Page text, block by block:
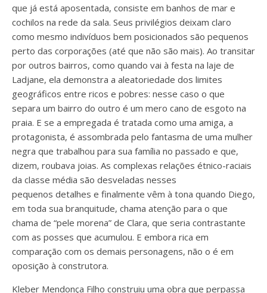
que já está aposentada, consiste em banhos de mar e
cochilos na rede da sala. Seus privilégios deixam claro
como mesmo indivíduos bem posicionados são pequenos
perto das corporações (até que não são mais). Ao transitar
por outros bairros, como quando vai à festa na laje de
Ladjane, ela demonstra a aleatoriedade dos limites
geográficos entre ricos e pobres: nesse caso o que
separa um bairro do outro é um mero cano de esgoto na
praia. E se a empregada é tratada como uma amiga, a
protagonista, é assombrada pelo fantasma de uma mulher
negra que trabalhou para sua família no passado e que,
dizem, roubava joias. As complexas relações étnico-raciais
da classe média são desveladas nesses
pequenos detalhes e finalmente vêm à tona quando Diego,
em toda sua branquitude, chama atenção para o que
chama de “pele morena” de Clara, que seria contrastante
com as posses que acumulou. E embora rica em
comparação com os demais personagens, não o é em
oposição à construtora.
Kleber Mendonça Filho construiu uma obra que perpassa